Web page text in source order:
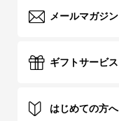
メールマガジン
ギフトサービス
はじめての方へ